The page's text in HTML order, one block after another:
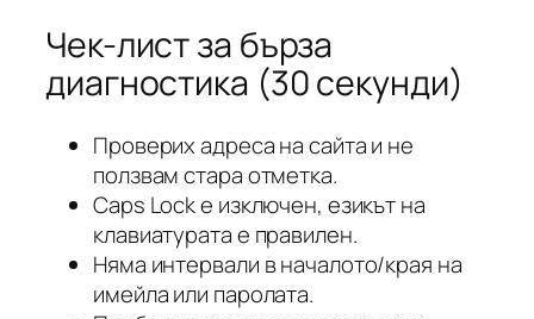
Чек-лист за бърза
диагностика (30 секунди)
Проверих адреса на сайта и не
ползвам стара отметка.
Caps Lock е изключен, езикът на
клавиатурата е правилен.
Няма интервали в началото/края на
имейла или паролата.